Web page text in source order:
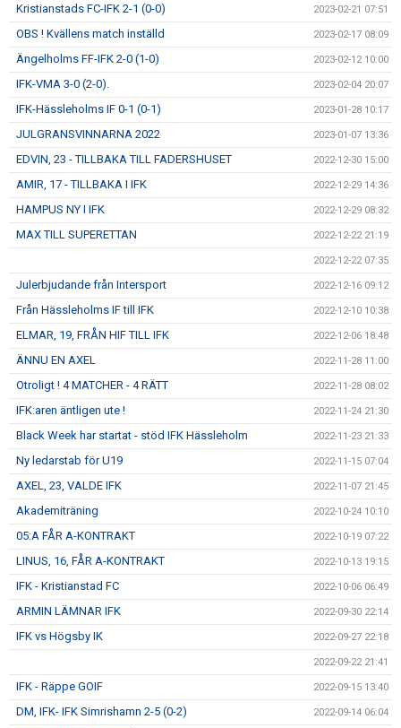
Kristianstads FC-IFK 2-1 (0-0) 2023-02-21 07:51
OBS ! Kvällens match inställd 2023-02-17 08:09
Ängelholms FF-IFK 2-0 (1-0) 2023-02-12 10:00
IFK-VMA 3-0 (2-0). 2023-02-04 20:07
IFK-Hässleholms IF 0-1 (0-1) 2023-01-28 10:17
JULGRANSVINNARNA 2022 2023-01-07 13:36
EDVIN, 23 - TILLBAKA TILL FADERSHUSET 2022-12-30 15:00
AMIR, 17 - TILLBAKA I IFK 2022-12-29 14:36
HAMPUS NY I IFK 2022-12-29 08:32
MAX TILL SUPERETTAN 2022-12-22 21:19
2022-12-22 07:35
Julerbjudande från Intersport 2022-12-16 09:12
Från Hässleholms IF till IFK 2022-12-10 10:38
ELMAR, 19, FRÅN HIF TILL IFK 2022-12-06 18:48
ÄNNU EN AXEL 2022-11-28 11:00
Otroligt ! 4 MATCHER - 4 RÄTT 2022-11-28 08:02
IFK:aren äntligen ute ! 2022-11-24 21:30
Black Week har startat - stöd IFK Hässleholm 2022-11-23 21:33
Ny ledarstab för U19 2022-11-15 07:04
AXEL, 23, VALDE IFK 2022-11-07 21:45
Akademiträning 2022-10-24 10:10
05:A FÅR A-KONTRAKT 2022-10-19 07:22
LINUS, 16, FÅR A-KONTRAKT 2022-10-13 19:15
IFK - Kristianstad FC 2022-10-06 06:49
ARMIN LÄMNAR IFK 2022-09-30 22:14
IFK vs Högsby IK 2022-09-27 22:18
2022-09-22 21:41
IFK - Räppe GOIF 2022-09-15 13:40
DM, IFK- IFK Simrishamn 2-5 (0-2) 2022-09-14 06:04